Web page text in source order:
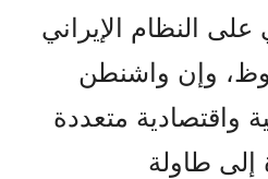
على النظام الإيراني
وإن واشنطن
واقتصادية متعددة
إلى طاولة